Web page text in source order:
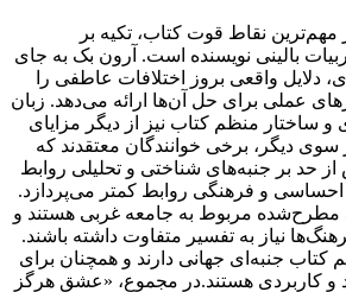
مهم‌ترین نقاط قوت کتاب، تکیه بر
بالینی نویسنده است. آرون بک به جای
دلایل واقعی بروز اختلافات عاطفی را
عملی برای حل آن‌ها ارائه می‌دهد. زبان
و ساختار منظم کتاب نیز از دیگر مزایای
دیگر، برخی خوانندگان معتقدند که
حد بر جنبه‌های شناختی و تحلیلی روابط
احساسی و فرهنگی روابط کمتر می‌پردازد.
مطرح‌شده مربوط به جامعه غربی هستند و
نیاز به تفسیر متفاوت داشته باشند.
کتاب جنبه‌ای جهانی دارند و همچنان برای
و کاربردی هستند.در مجموع، «عشق هرگز